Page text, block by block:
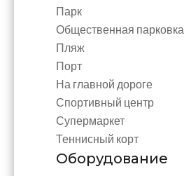
Парк
Общественная парковка
Пляж
Порт
На главной дороге
Спортивный центр
Супермаркет
Теннисный корт
Оборудование